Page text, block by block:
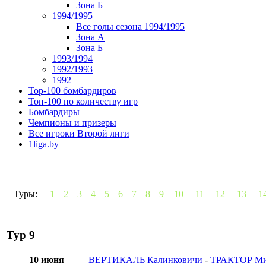
Зона Б
1994/1995
Все голы сезона 1994/1995
Зона А
Зона Б
1993/1994
1992/1993
1992
Top-100 бомбардиров
Топ-100 по количеству игр
Бомбардиры
Чемпионы и призеры
Все игроки Второй лиги
1liga.by
Туры: 1 2 3 4 5 6 7 8 9 10 11 12 13
Тур 9
10 июня ВЕРТИКАЛЬ Калинковичи - ТРАКТОР